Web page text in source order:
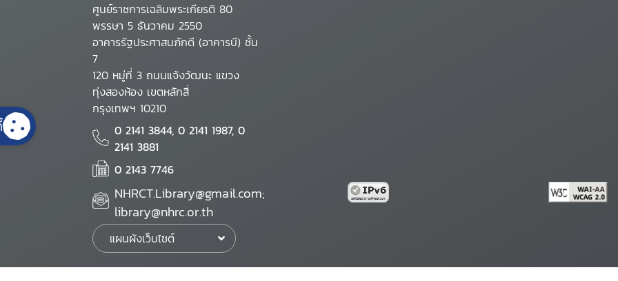
ศูนย์ราชการเฉลิมพระเกียรติ 80
พรรษา 5 ธันวาคม 2550
อาคารรัฐประศาสนภักดี (อาคารบี) ชั้น
7
120 หมู่ที่ 3 ถนนแจ้งวัฒนะ แขวง
ทุ่งสองห้อง เขตหลักสี่
กรุงเทพฯ 10210
0 2141 3844, 0 2141 1987, 0
2141 3881
0 2143 7746
NHRCT.Library@gmail.com;
library@nhrc.or.th
แผนผังเว็บไซต์